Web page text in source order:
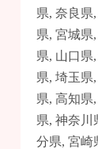
県, 奈良県,
県, 宮城県,
県, 山口県,
県, 埼玉県,
県, 高知県,
県, 神奈川
分県, 宮崎